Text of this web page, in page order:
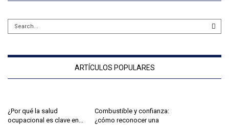
ARTÍCULOS POPULARES
¿Por qué la salud
ocupacional es clave en...
Combustible y confianza:
¿cómo reconocer una